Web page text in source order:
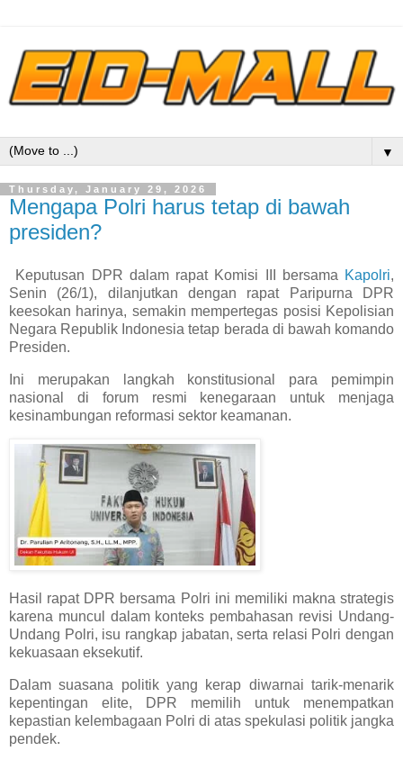
▼
Thursday, January 29, 2026
Mengapa Polri harus tetap di bawah
presiden?
Keputusan DPR dalam rapat Komisi III bersama Kapolri,
Senin (26/1), dilanjutkan dengan rapat Paripurna DPR
keesokan harinya, semakin mempertegas posisi Kepolisian
Negara Republik Indonesia tetap berada di bawah komando
Presiden.
Ini merupakan langkah konstitusional para pemimpin
nasional di forum resmi kenegaraan untuk menjaga
kesinambungan reformasi sektor keamanan.
Hasil rapat DPR bersama Polri ini memiliki makna strategis
karena muncul dalam konteks pembahasan revisi Undang-
Undang Polri, isu rangkap jabatan, serta relasi Polri dengan
kekuasaan eksekutif.
Dalam suasana politik yang kerap diwarnai tarik-menarik
kepentingan elite, DPR memilih untuk menempatkan
kepastian kelembagaan Polri di atas spekulasi politik jangka
pendek.